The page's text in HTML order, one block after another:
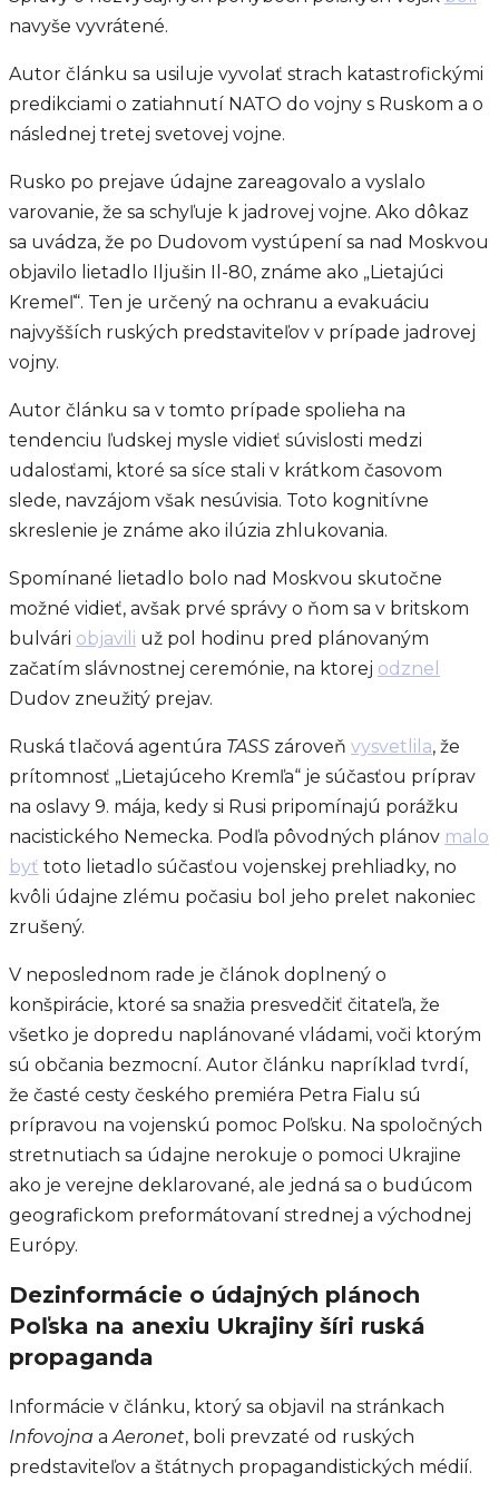
navyše vyvrátené.
Autor článku sa usiluje vyvolať strach katastrofickými
predikciami o zatiahnutí NATO do vojny s Ruskom a o
následnej tretej svetovej vojne.
Rusko po prejave údajne zareagovalo a vyslalo
varovanie, že sa schyľuje k jadrovej vojne. Ako dôkaz
sa uvádza, že po Dudovom vystúpení sa nad Moskvou
objavilo lietadlo Iljušin Il-80, známe ako „Lietajúci
Kremeľ“. Ten je určený na ochranu a evakuáciu
najvyšších ruských predstaviteľov v prípade jadrovej
vojny.
Autor článku sa v tomto prípade spolieha na
tendenciu ľudskej mysle vidieť súvislosti medzi
udalosťami, ktoré sa síce stali v krátkom časovom
slede, navzájom však nesúvisia. Toto kognitívne
skreslenie je známe ako ilúzia zhlukovania.
Spomínané lietadlo bolo nad Moskvou skutočne
možné vidieť, avšak prvé správy o ňom sa v britskom
bulvári objavili už pol hodinu pred plánovaným
začatím slávnostnej ceremónie, na ktorej odznel
Dudov zneužitý prejav.
Ruská tlačová agentúra TASS zároveň vysvetlila, že
prítomnosť „Lietajúceho Kremľa“ je súčasťou príprav
na oslavy 9. mája, kedy si Rusi pripomínajú porážku
nacistického Nemecka. Podľa pôvodných plánov malo
byť toto lietadlo súčasťou vojenskej prehliadky, no
kvôli údajne zlému počasiu bol jeho prelet nakoniec
zrušený.
V neposlednom rade je článok doplnený o
konšpirácie, ktoré sa snažia presvedčiť čitateľa, že
všetko je dopredu naplánované vládami, voči ktorým
sú občania bezmocní. Autor článku napríklad tvrdí,
že časté cesty českého premiéra Petra Fialu sú
prípravou na vojenskú pomoc Poľsku. Na spoločných
stretnutiach sa údajne nerokuje o pomoci Ukrajine
ako je verejne deklarované, ale jedná sa o budúcom
geografickom preformátovaní strednej a východnej
Európy.
Dezinformácie o údajných plánoch
Poľska na anexiu Ukrajiny šíri ruská
propaganda
Informácie v článku, ktorý sa objavil na stránkach
Infovojna a Aeronet, boli prevzaté od ruských
predstaviteľov a štátnych propagandistických médií.